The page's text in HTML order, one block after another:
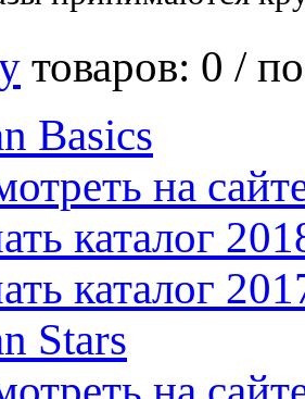
товаров: 0 /
Basics
на
каталог
каталог
Stars